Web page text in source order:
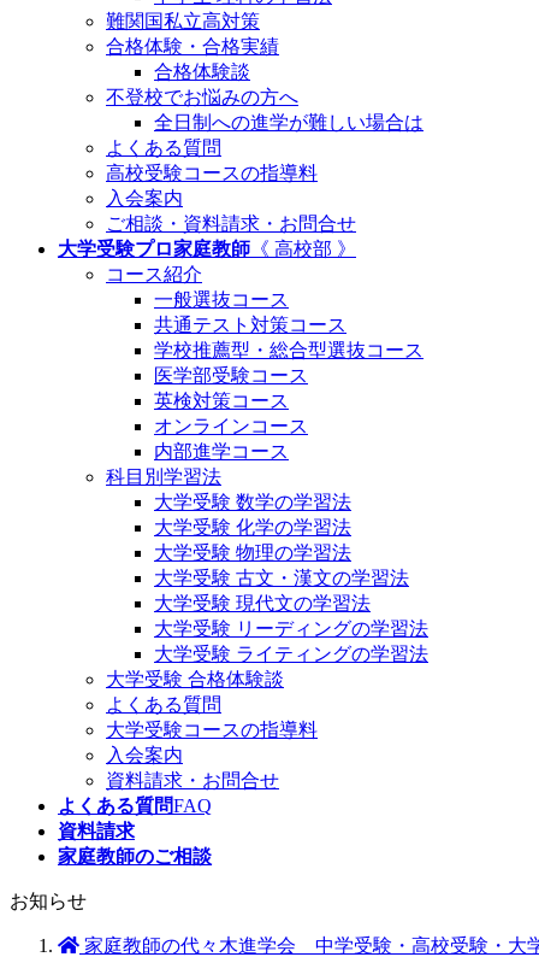
難関国私立高対策
合格体験・合格実績
合格体験談
不登校でお悩みの方へ
全日制への進学が難しい場合は
よくある質問
高校受験コースの指導料
入会案内
ご相談・資料請求・お問合せ
大学受験プロ家庭教師 《 高校部 》
コース紹介
一般選抜コース
共通テスト対策コース
学校推薦型・総合型選抜コース
医学部受験コース
英検対策コース
オンラインコース
内部進学コース
科目別学習法
大学受験 数学の学習法
大学受験 化学の学習法
大学受験 物理の学習法
大学受験 古文・漢文の学習法
大学受験 現代文の学習法
大学受験 リーディングの学習法
大学受験 ライティングの学習法
大学受験 合格体験談
よくある質問
大学受験コースの指導料
入会案内
資料請求・お問合せ
よくある質問FAQ
資料請求
家庭教師のご相談
お知らせ
家庭教師の代々木進学会 中学受験・高校受験・大